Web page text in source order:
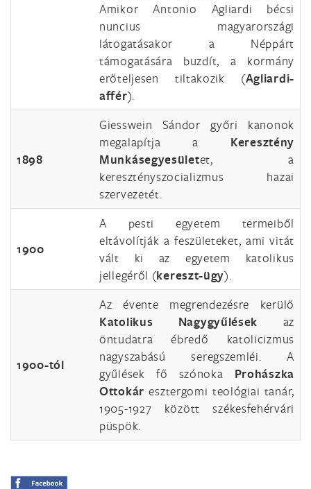
Amikor Antonio Agliardi bécsi
nuncius magyarországi
látogatásakor a Néppárt
támogatására buzdít, a kormány
erőteljesen tiltakozik (Agliardi-
affér).
1898
Giesswein Sándor győri kanonok
megalapítja a Keresztény
Munkásegyesületet, a
keresztényszocializmus hazai
szervezetét.
1900
A pesti egyetem termeiből
eltávolítják a feszületeket, ami vitát
vált ki az egyetem katolikus
jellegéről (kereszt-ügy).
1900-tól
Az évente megrendezésre kerülő
Katolikus Nagygyűlések az
öntudatra ébredő katolicizmus
nagyszabású seregszemléi. A
gyűlések fő szónoka Prohászka
Ottokár esztergomi teológiai tanár,
1905-1927 között székesfehérvári
püspök.